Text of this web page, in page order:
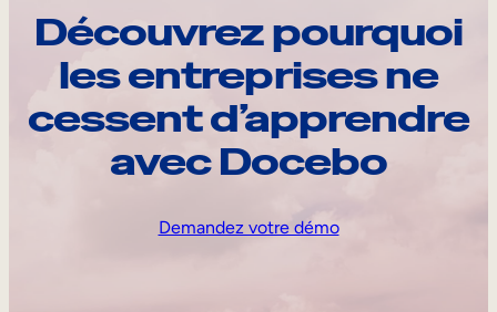
Découvrez pourquoi
les entreprises ne
cessent d’apprendre
avec Docebo
Demandez votre démo